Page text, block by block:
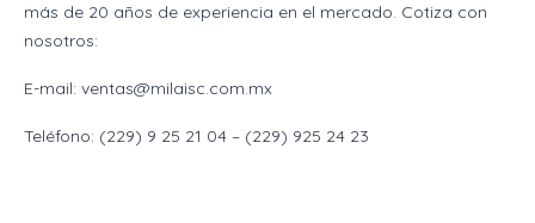
más de 20 años de experiencia en el mercado. Cotiza con
nosotros:
E-mail: ventas@milaisc.com.mx
Teléfono: (229) 9 25 21 04 – (229) 925 24 23